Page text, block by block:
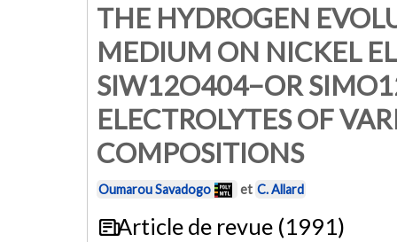
THE HYDROGEN
MEDIUM ON NICKEL
SIW12O404−OR
ELECTROLYTES OF
COMPOSITIONS
Oumarou Savadogo et C. Allard
Article de revue (1991)